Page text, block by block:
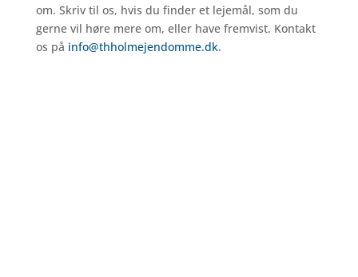
om. Skriv til os, hvis du finder et lejemål, som du
gerne vil høre mere om, eller have fremvist. Kontakt
os på info@thholmejendomme.dk.